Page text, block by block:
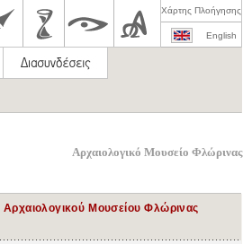
Χάρτης Πλοήγησης
English
Αρχαιολογικό Μουσείο Φλώρινας
Μουσείου Φλώρινας